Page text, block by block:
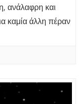
ανάλαφρη και
καμία άλλη πέραν